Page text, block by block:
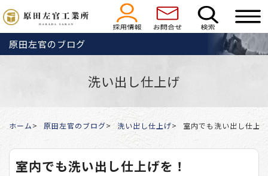
原田左官のブログ
洗い出し仕上げ
ホーム 原田左官のブログ 洗い出し仕上げ 室内でも洗い出し仕上
室内でも洗い出し仕上げを！